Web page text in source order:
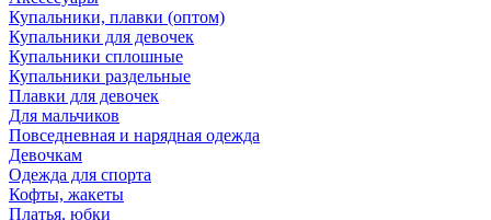
Купальники, плавки (оптом)
Купальники для девочек
Купальники сплошные
Купальники раздельные
Плавки для девочек
Для мальчиков
Повседневная и нарядная одежда
Девочкам
Одежда для спорта
Кофты, жакеты
Платья, юбки